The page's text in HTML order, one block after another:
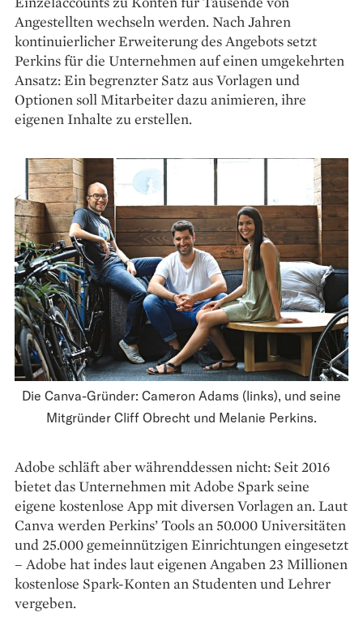
Angestellten wechseln werden. Nach Jahren
kontinuierlicher Erweiterung des Angebots setzt
Perkins für die Unternehmen auf einen umgekehrten
Ansatz: Ein begrenzter Satz aus Vorlagen und
Optionen soll Mitarbeiter dazu animieren, ihre
eigenen Inhalte zu erstellen.
Die Canva-Gründer: Cameron Adams (links), und seine
Mitgründer Cliff Obrecht und Melanie Perkins.
Adobe schläft aber währenddessen nicht: Seit 2016
bietet das Unternehmen mit Adobe Spark seine
eigene kostenlose App mit diversen Vorlagen an. Laut
Canva werden Perkins’ Tools an 50.000 Universitäten
und 25.000 gemeinnützigen Einrichtungen eingesetzt
– Adobe hat indes laut eigenen Angaben 23 Millionen
kostenlose Spark-Konten an Studenten und Lehrer
vergeben.